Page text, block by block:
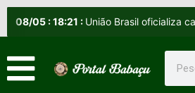
08/05 :18:21 : União Brasil oficializa candidatos e reafirma apoio a Orleans Brandão ao